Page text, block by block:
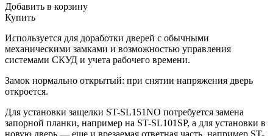
Добавить в корзину
Купить
Используется для доработки дверей с обычными
механическими замками и возможностью управления
системами СКУД и учета рабочего времени.
Замок нормально открытый: при снятии напряжения дверь
откроется.
Для установки защелки ST-SL151NO потребуется замена
запорной планки, например на ST-SL101SP, а для установки в
новую дверь — еще и врезаемая ответная часть, например ST-